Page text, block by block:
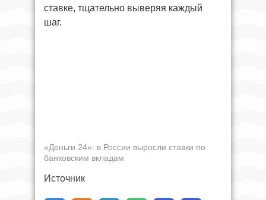
ставке, тщательно выверяя каждый
шаг.
«Деньги 24»: в России выросли ставки по
банковским вкладам
Источник